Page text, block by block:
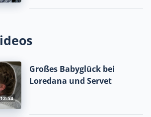
12:54
Großes Babyglück bei
Loredana und Servet